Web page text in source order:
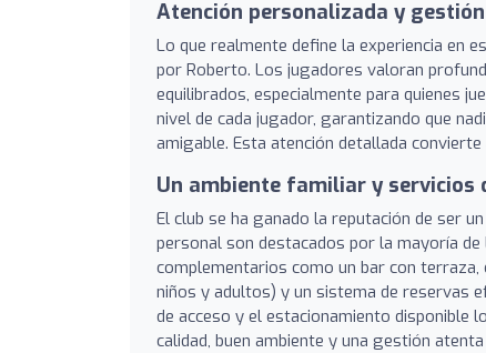
Atención personalizada y
Lo que realmente define la experiencia en
por Roberto. Los jugadores valoran
equilibrados, especialmente para quienes
nivel de cada jugador, garantizando que
amigable. Esta atención detallada
Un ambiente familiar y servicios
El club se ha ganado la reputación de ser
personal son destacados por la mayoría
complementarios como un bar con
niños y adultos) y un sistema de reservas
de acceso y el estacionamiento disponible
calidad, buen ambiente y una gestión